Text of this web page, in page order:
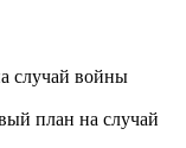
план на случай